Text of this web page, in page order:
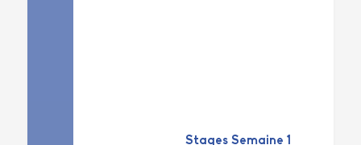
Stages Semaine 1